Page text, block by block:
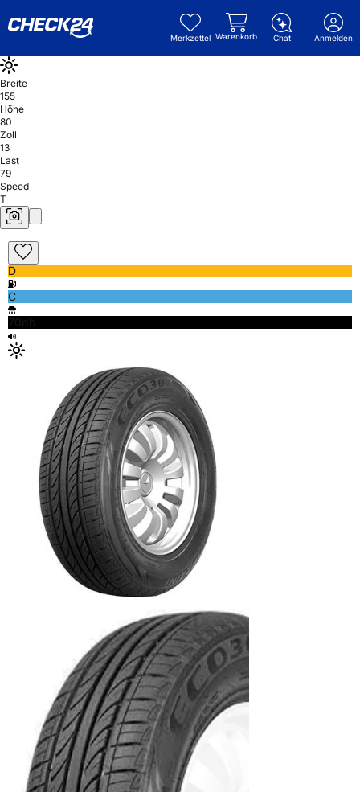
Merkzettel Warenkorb Chat Anmelden
Breite
155
Höhe
80
Zoll
13
Last
79
Speed
T
D
C
70db